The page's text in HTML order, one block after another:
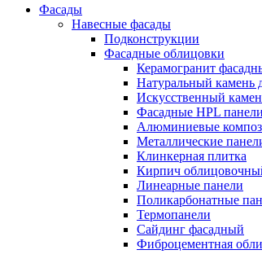
Фасады
Навесные фасады
Подконструкции
Фасадные облицовки
Керамогранит
Натуральный камень
Искусственный
Фасадные HPL панели
Алюминиевые
Металлические
Клинкерная плитка
Кирпич
Линеарные панели
Поликарбонатные
Термопанели
Сайдинг фасадный
Фиброцементная